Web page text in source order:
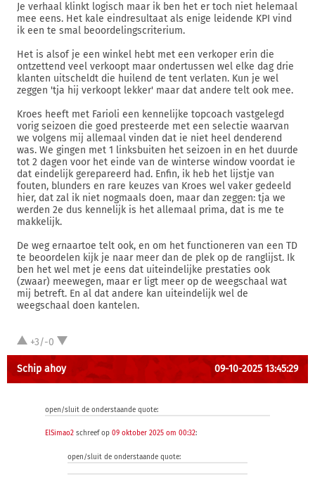
Je verhaal klinkt logisch maar ik ben het er toch niet helemaal
mee eens. Het kale eindresultaat als enige leidende KPI vind
ik een te smal beoordelingscriterium.
Het is alsof je een winkel hebt met een verkoper erin die
ontzettend veel verkoopt maar ondertussen wel elke dag drie
klanten uitscheldt die huilend de tent verlaten. Kun je wel
zeggen 'tja hij verkoopt lekker' maar dat andere telt ook mee.
Kroes heeft met Farioli een kennelijke topcoach vastgelegd
vorig seizoen die goed presteerde met een selectie waarvan
we volgens mij allemaal vinden dat ie niet heel denderend
was. We gingen met 1 linksbuiten het seizoen in en het duurde
tot 2 dagen voor het einde van de winterse window voordat ie
dat eindelijk gerepareerd had. Enfin, ik heb het lijstje van
fouten, blunders en rare keuzes van Kroes wel vaker gedeeld
hier, dat zal ik niet nogmaals doen, maar dan zeggen: tja we
werden 2e dus kennelijk is het allemaal prima, dat is me te
makkelijk.
De weg ernaartoe telt ook, en om het functioneren van een TD
te beoordelen kijk je naar meer dan de plek op de ranglijst. Ik
ben het wel met je eens dat uiteindelijke prestaties ook
(zwaar) meewegen, maar er ligt meer op de weegschaal wat
mij betreft. En al dat andere kan uiteindelijk wel de
weegschaal doen kantelen.
+3/-0
Schip ahoy 09-10-2025 13:45:29
open/sluit de onderstaande quote:
ElSimao2 schreef op 09 oktober 2025 om 00:32:
open/sluit de onderstaande quote: